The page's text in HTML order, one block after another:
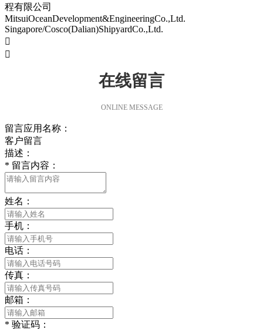
程有限公司
MitsuiOceanDevelopment&EngineeringCo.,Ltd.
Singapore/Cosco(Dalian)ShipyardCo.,Ltd.


在线留言
ONLINE MESSAGE
留言应用名称：
客户留言
描述：
* 留言内容：
姓名：
手机：
电话：
传真：
邮箱：
* 验证码：